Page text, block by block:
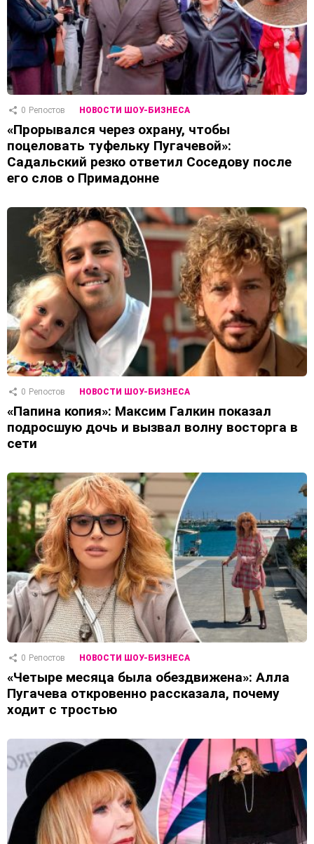
0 Репостов НОВОСТИ ШОУ-БИЗНЕСА
«Прорывался через охрану, чтобы
поцеловать туфельку Пугачевой»:
Садальский резко ответил Соседову после
его слов о Примадонне
0 Репостов НОВОСТИ ШОУ-БИЗНЕСА
«Папина копия»: Максим Галкин показал
подросшую дочь и вызвал волну восторга в
сети
0 Репостов НОВОСТИ ШОУ-БИЗНЕСА
«Четыре месяца была обездвижена»: Алла
Пугачева откровенно рассказала, почему
ходит с тростью